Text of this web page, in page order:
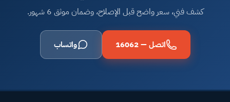
كشف فني، سعر واضح قبل الإصلاح، وضمان موثق 6 شهور.
اتصل — 16062 واتساب